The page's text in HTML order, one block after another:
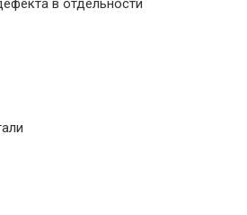
в отдельности